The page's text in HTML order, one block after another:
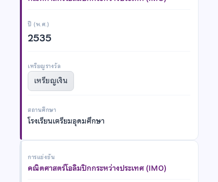
ปี (พ.ศ.)
2535
เหรียญรางวัล
เหรียญเงิน
สถานศึกษา
โรงเรียนเตรียมอุดมศึกษา
การแข่งขัน
คณิตศาสตร์โอลิมปิกกระหว่างประเทศ (IMO)